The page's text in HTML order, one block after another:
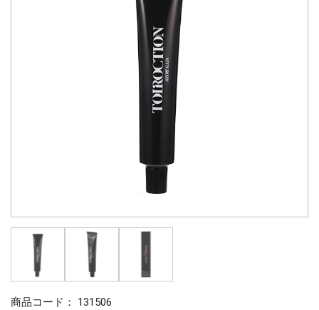
商品コード： 131506